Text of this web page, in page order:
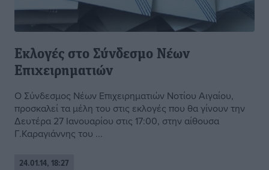
Εκλογές στο Σύνδεσμο Νέων
Επιχειρηματιών
Ο Σύνδεσμος Νέων Επιχειρηματιών Νοτίου Αιγαίου,
προσκαλεί τα μέλη του στις εκλογές που θα γίνουν την
Δευτέρα 27 Ιανουαρίου στις 17:00, στην αίθουσα
Γ.Καραγιάννης του ...
24.01.14, 18:27